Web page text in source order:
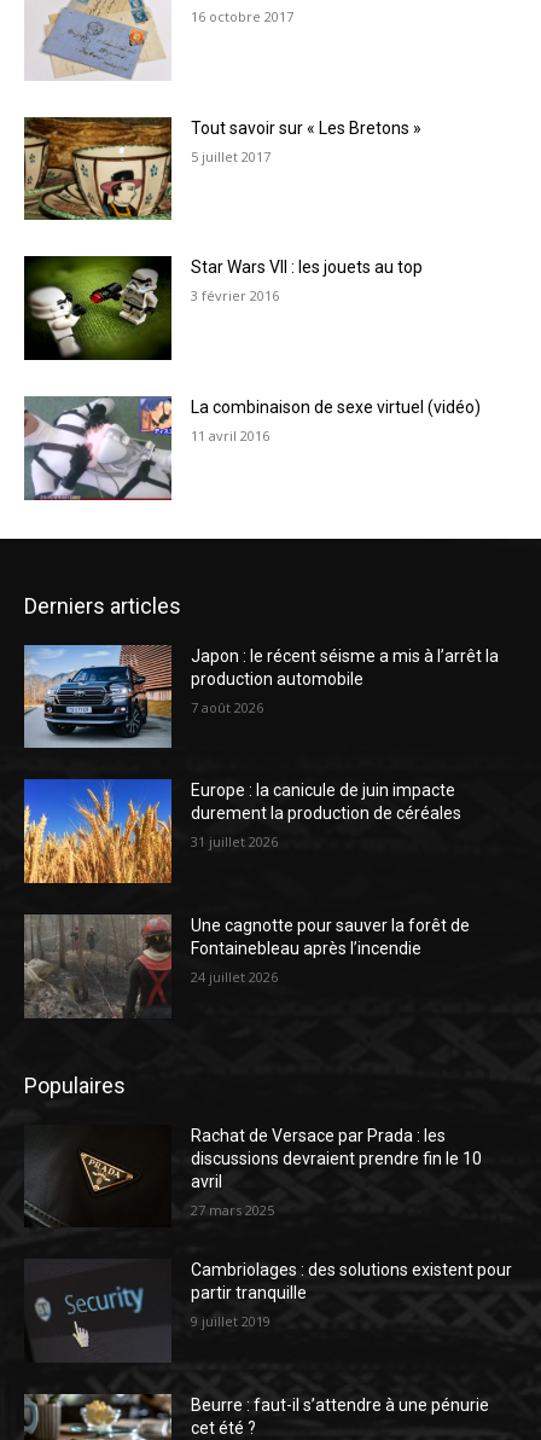
16 octobre 2017
Tout savoir sur « Les Bretons »
5 juillet 2017
Star Wars VII : les jouets au top
3 février 2016
La combinaison de sexe virtuel (vidéo)
11 avril 2016
Derniers articles
Japon : le récent séisme a mis à l’arrêt la
production automobile
7 août 2026
Europe : la canicule de juin impacte
durement la production de céréales
31 juillet 2026
Une cagnotte pour sauver la forêt de
Fontainebleau après l’incendie
24 juillet 2026
Populaires
Rachat de Versace par Prada : les
discussions devraient prendre fin le 10
avril
27 mars 2025
Cambriolages : des solutions existent pour
partir tranquille
9 juillet 2019
Beurre : faut-il s’attendre à une pénurie
cet été ?